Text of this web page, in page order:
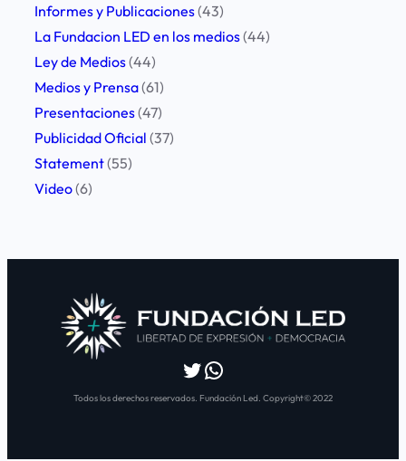
Informes y Publicaciones(43)
La Fundacion LED en los medios(44)
Ley de Medios(44)
Medios y Prensa(61)
Presentaciones(47)
Publicidad Oficial (37)
Statement(55)
Video(6)
Twitter
WhatsApp
Todos los derechos reservados. Fundación Led. Copyright© 2022